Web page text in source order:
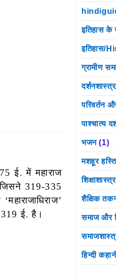
ई. में महाराज
जिसने 319-335
319 ई. है।
इतिहास के
इतिहास/
ग्रामीण
परिवर्तन
पाश्चात्य
भजन (1)
मशहूर
शैक्षिक
समाज और
हिन्दी